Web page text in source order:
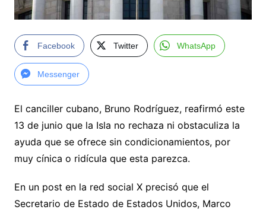
Facebook Twitter WhatsApp
Messenger
El canciller cubano, Bruno Rodríguez, reafirmó este
13 de junio que la Isla no rechaza ni obstaculiza la
ayuda que se ofrece sin condicionamientos, por
muy cínica o ridícula que esta parezca.
En un post en la red social X precisó que el
Secretario de Estado de Estados Unidos, Marco